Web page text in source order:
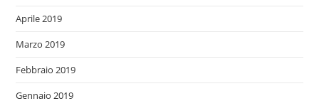
Aprile 2019
Marzo 2019
Febbraio 2019
Gennaio 2019